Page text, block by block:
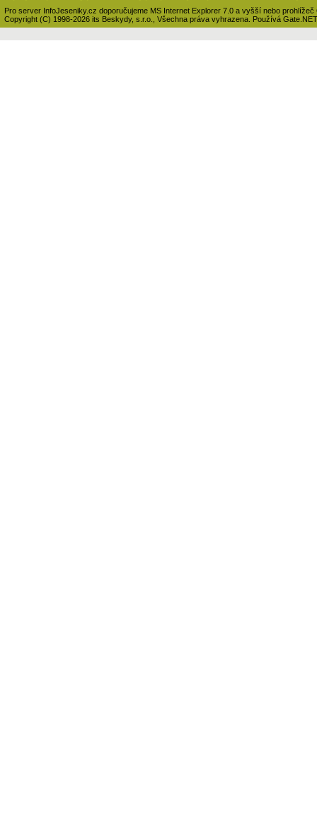
Pro server InfoJeseniky.cz doporučujeme MS Internet Explorer 7.0 a vyšší nebo prohlížeč
Copyright (C) 1998-2026 its Beskydy, s.r.o., Všechna práva vyhrazena. Používá